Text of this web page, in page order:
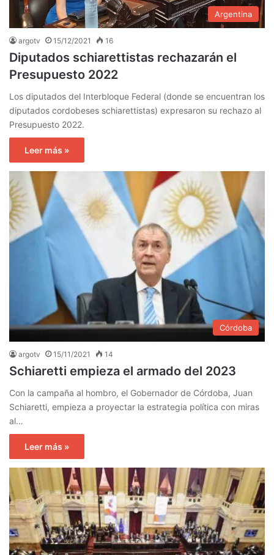
Argentina
argotv 15/12/2021 16
Diputados schiarettistas rechazarán el
Presupuesto 2022
Los diputados del Interbloque Federal (donde se encuentran los
diputados cordobeses schiarettistas) expresaron su rechazo al
Presupuesto 2022.
Leer más »
Córdoba
argotv 15/11/2021 14
Schiaretti empieza el armado del 2023
Con la campaña al hombro, el Gobernador de Córdoba, Juan
Schiaretti, empieza a proyectar la estrategia política con miras
al…
Leer más »